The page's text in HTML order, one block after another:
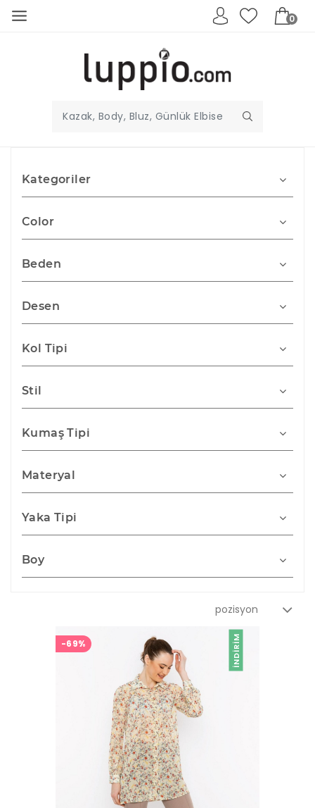
0
Kategoriler
Color
Beden
Desen
Kol Tipi
Stil
Kumaş Tipi
Materyal
Yaka Tipi
Boy
İNDIRIM
-69%